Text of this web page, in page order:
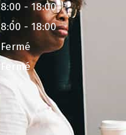
8:00 - 18:00
8:00 - 18:00
Fermé
Fermé